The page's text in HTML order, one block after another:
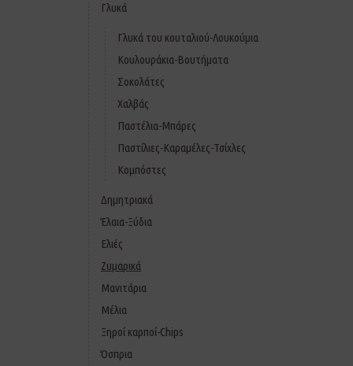
Γλυκά
Γλυκά του κουταλιού-Λουκούμια
Κουλουράκια-Βουτήματα
Σοκολάτες
Χαλβάς
Παστέλια-Μπάρες
Παστίλιες-Καραμέλες-Τσίχλες
Κομπόστες
Δημητριακά
Έλαια-Ξύδια
Ελιές
Ζυμαρικά
Μανιτάρια
Μέλια
Ξηροί καρποί-Chips
Όσπρια